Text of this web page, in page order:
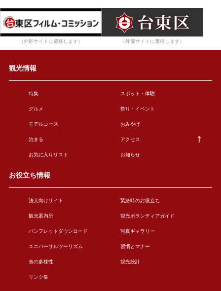
（外部サイトに遷移します） （外部サイトに遷移します）
観光情報
特集 スポット・体験
グルメ 祭り・イベント
モデルコース おみやげ
泊まる アクセス
お気に入りリスト お知らせ
お役立ち情報
法人向けサイト 緊急時のお役立ち
観光案内所 観光ボランティアガイド
パンフレットダウンロード 写真ギャラリー
ユニバーサルツーリズム 習慣とマナー
食の多様性 観光統計
リンク集